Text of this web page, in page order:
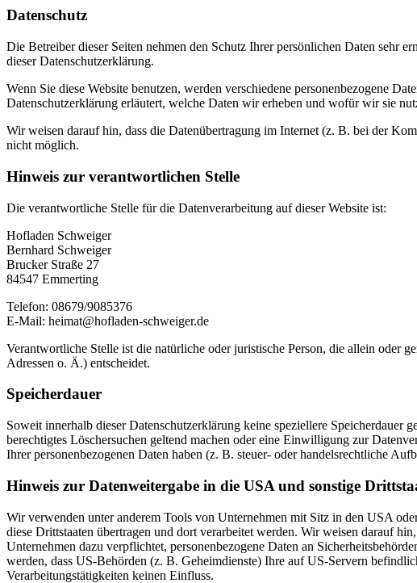
Datenschutz
Die Betreiber dieser Seiten nehmen den Schutz Ihrer persönlichen Daten sehr
dieser Datenschutzerklärung.
Wenn Sie diese Website benutzen, werden verschiedene personenbezogene
Datenschutzerklärung erläutert, welche Daten wir erheben und wofür wir sie
Wir weisen darauf hin, dass die Datenübertragung im Internet (z. B. bei der
nicht möglich.
Hinweis zur verantwortlichen Stelle
Die verantwortliche Stelle für die Datenverarbeitung auf dieser Website ist:
Hofladen Schweiger
Bernhard Schweiger
Brucker Straße 27
84547 Emmerting
Telefon: 08679/9085376
E-Mail: heimat@hofladen-schweiger.de
Verantwortliche Stelle ist die natürliche oder juristische Person, die allein oder
Adressen o. Ä.) entscheidet.
Speicherdauer
Soweit innerhalb dieser Datenschutzerklärung keine speziellere
berechtigtes Löschersuchen geltend machen oder eine Einwilligung zur
Ihrer personenbezogenen Daten haben (z. B. steuer- oder handelsrechtliche
Hinweis zur Datenweitergabe in die USA und sonstige
Wir verwenden unter anderem Tools von Unternehmen mit Sitz in den USA
diese Drittstaaten übertragen und dort verarbeitet werden. Wir weisen darauf
Unternehmen dazu verpflichtet, personenbezogene Daten an
werden, dass US-Behörden (z. B. Geheimdienste) Ihre auf US-Servern
Verarbeitungstätigkeiten keinen Einfluss.